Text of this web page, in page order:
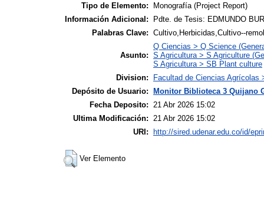
Tipo de Elemento:
Monografía (Project Report)
Información Adicional:
Pdte. de Tesis: EDMUNDO
Palabras Clave: Cultivo,Herbicidas,Cultivo--
Asunto:
Q Ciencias > Q Science
S Agricultura > S Agriculture
S Agricultura > SB Plant culture
Division:
Facultad de Ciencias Agrícolas
Depósito de Usuario: Monitor Biblioteca 3 Quijano
Fecha Deposito:
21 Abr 2026 15:02
Ultima Modificación:
21 Abr 2026 15:02
URI: http://sired.udenar.edu.co/id/
Ver Elemento